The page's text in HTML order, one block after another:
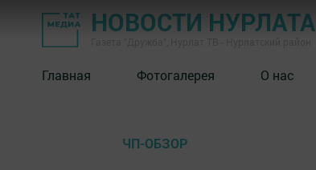
НОВОСТИ НУРЛАТА
Главная Фотогалерея О нас
ЧП-ОБЗОР